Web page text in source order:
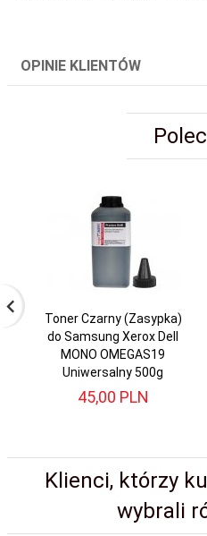
OPINIE KLIENTÓW
Toner Czarny (Zasypka)
do Samsung Xerox Dell
MONO OMEGAS19
Uniwersalny 500g
45,00 PLN
Klienci, którzy
wybrali